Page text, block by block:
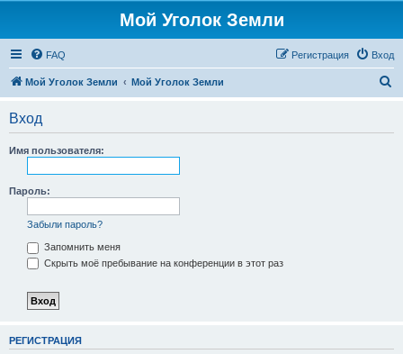
Мой Уголок Земли
FAQ Вход
Регистрация
Мой Уголок Земли Мой Уголок Земли
Вход
Имя пользователя:
Пароль:
Забыли пароль?
Запомнить меня
Скрыть моё пребывание на конференции в этот раз
РЕГИСТРАЦИЯ